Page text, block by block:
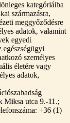
kategóriáiba
származásra,
meggyőződésre
adatok, valamint
egyedi
egészségügyi
személyes
életére vagy
adatok,
Miksa utca 9.-11.;
+36 (1)